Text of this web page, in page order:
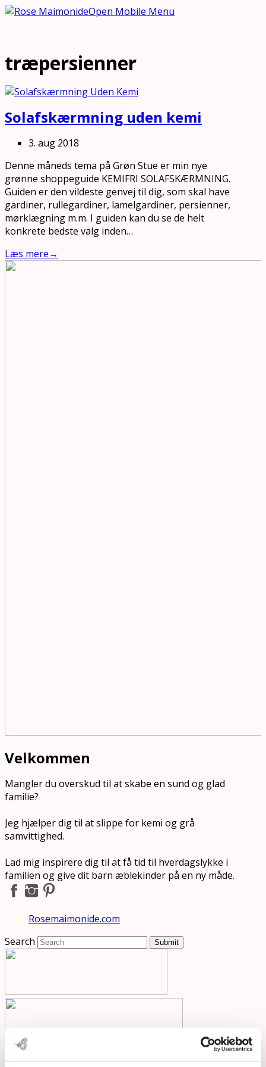
Open Mobile Menu
træpersienner
Solafskærmning uden kemi
3. aug 2018
Denne måneds tema på Grøn Stue er min nye
grønne shoppeguide KEMIFRI SOLAFSKÆRMNING.
Guiden er den vildeste genvej til dig, som skal have
gardiner, rullegardiner, lamelgardiner, persienner,
mørklægning m.m. I guiden kan du se de helt
konkrete bedste valg inden…
Læs mere→
Velkommen
Mangler du overskud til at skabe en sund og glad
familie?
Jeg hjælper dig til at slippe for kemi og grå
samvittighed.
Lad mig inspirere dig til at få tid til hverdagslykke i
familien og give dit barn æblekinder på en ny måde.
Rosemaimonide.com
Search
Submit